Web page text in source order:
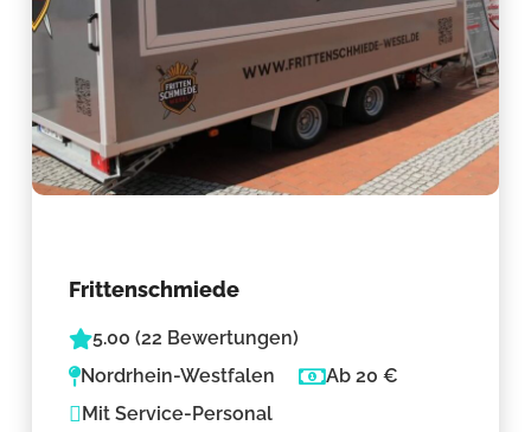
Frittenschmiede
5.00 (22 Bewertungen)
Nordrhein-Westfalen
Ab 20 €
Mit Service-Personal